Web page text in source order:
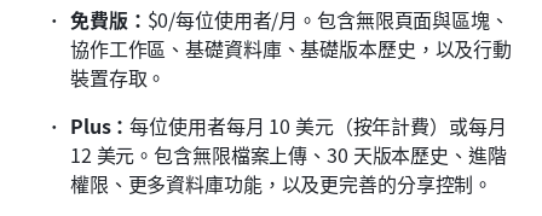
免費版： $0/每位使用者/月。包含無限頁面與區塊、
協作工作區、基礎資料庫、基礎版本歷史，以及行動
裝置存取。
Plus：每位使用者每月 10 美元（按年計費）或每月
12 美元。包含無限檔案上傳、30 天版本歷史、進階
權限、更多資料庫功能，以及更完善的分享控制。